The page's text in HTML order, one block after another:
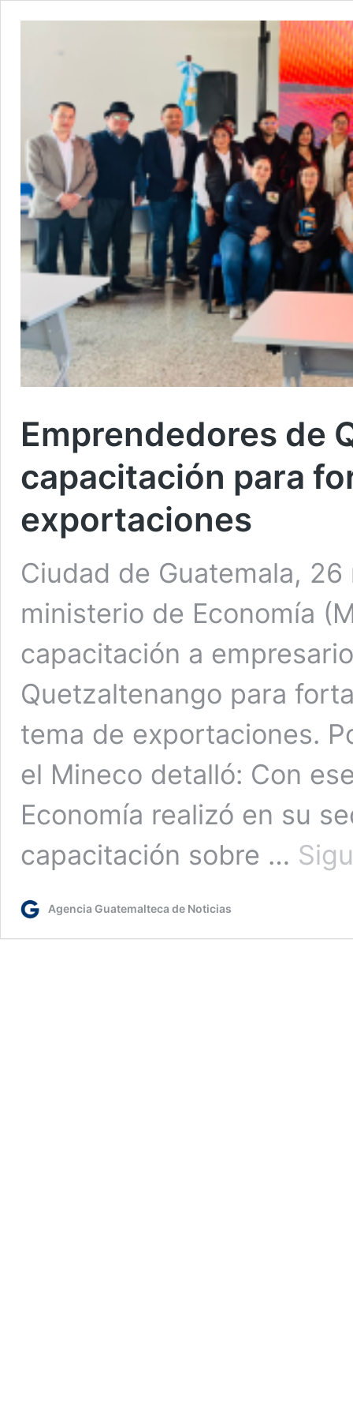
Emprendedores de
capacitación para
exportaciones
Ciudad de Guatemala,
ministerio de Economía
capacitación a
Quetzaltenango para
tema de exportaciones.
el Mineco detalló: Con
Economía realizó en su
capacitación sobre …
Agencia Guatemalteca de Noticias